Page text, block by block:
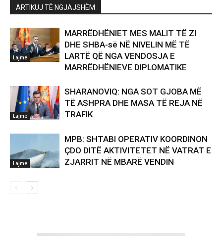
ARTIKUJ TË NGJAJSHËM
Lajme
MARRËDHËNIET MES MALIT TË ZI
DHE SHBA-së NË NIVELIN MË TË
LARTË QË NGA VENDOSJA E
MARRËDHËNIEVE DIPLOMATIKE
Lajme
SHARANOVIQ: NGA SOT GJOBA MË
TË ASHPRA DHE MASA TË REJA NË
TRAFIK
Lajme
MPB: SHTABI OPERATIV KOORDINON
ÇDO DITË AKTIVITETET NË VATRAT E
ZJARRIT NË MBARË VENDIN